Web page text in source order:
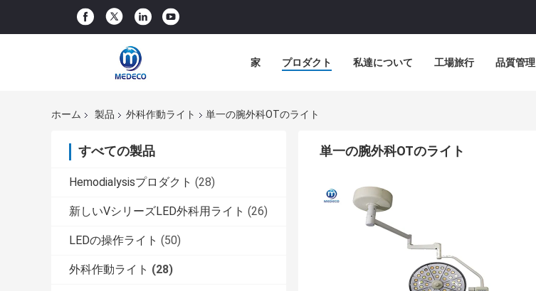
家 プロダクト 私達について 工場旅行 品質管理
ホーム 製品 外科作動ライト 単一の腕外科OTのライト
すべての製品
Hemodialysisプロダクト (28)
新しいVシリーズLED外科用ライト (26)
LEDの操作ライト (50)
外科作動ライト (28)
単一の腕外科OTのライト